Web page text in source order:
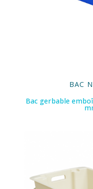
BAC
Bac gerbable